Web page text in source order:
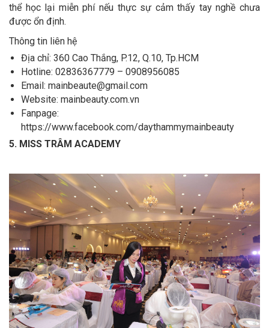
thể học lại miễn phí nếu thực sự cảm thấy tay nghề chưa
được ổn định.
Thông tin liên hệ
Địa chỉ: 360 Cao Thắng, P.12, Q.10, Tp.HCM
Hotline: 02836367779 – 0908956085
Email: mainbeaute@gmail.com
Website: mainbeauty.com.vn
Fanpage:
https://www.facebook.com/daythammymainbeauty
5. MISS TRÂM ACADEMY